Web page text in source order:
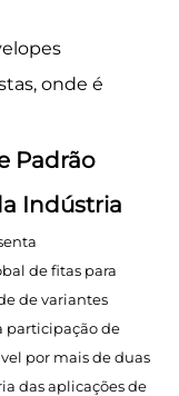
onde é
Padrão
Indústria
de fitas para
de variantes
participação de
por mais de duas
das aplicações de